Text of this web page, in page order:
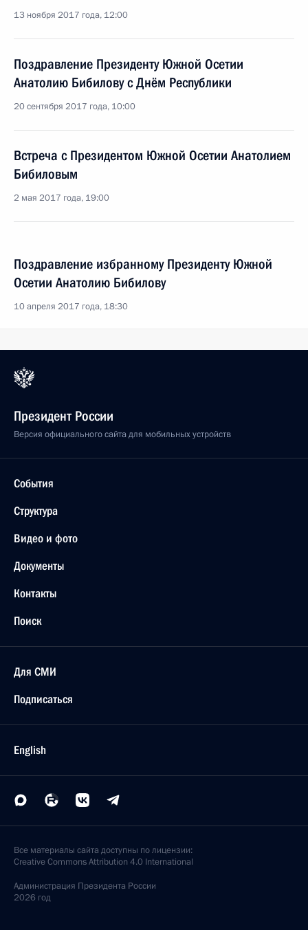
13 ноября 2017 года, 12:00
Поздравление Президенту Южной Осетии
Анатолию Бибилову с Днём Республики
20 сентября 2017 года, 10:00
Встреча с Президентом Южной Осетии Анатолием
Бибиловым
2 мая 2017 года, 19:00
Поздравление избранному Президенту Южной
Осетии Анатолию Бибилову
10 апреля 2017 года, 18:30
Президент России
Версия официального сайта для мобильных устройств
События
Структура
Видео и фото
Документы
Контакты
Поиск
Для СМИ
Подписаться
English
Все материалы сайта доступны по лицензии:
Creative Commons Attribution 4.0 International
Администрация Президента России
2026 год